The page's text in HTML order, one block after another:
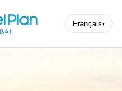
Français▾